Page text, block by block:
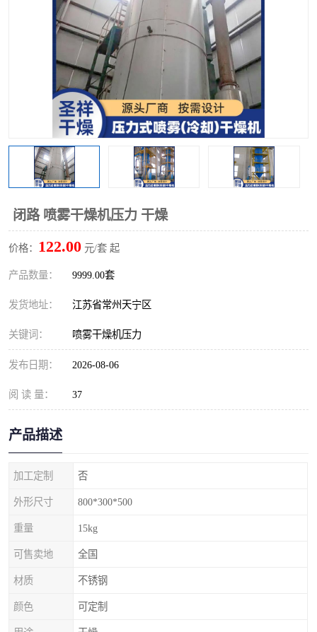
闭路 喷雾干燥机压力 干燥
价格： 122.00 元/套 起
产品数量： 9999.00套
发货地址： 江苏省常州天宁区
关键词： 喷雾干燥机压力
发布日期： 2026-08-06
阅 读 量： 37
产品描述
加工定制 否
外形尺寸 800*300*500
重量 15kg
可售卖地 全国
材质 不锈钢
颜色 可定制
方形圆形真空干燥机 真空耙式干燥机
热风循环烘箱 喷雾干燥机
振动流化床干燥机 盘式干燥机